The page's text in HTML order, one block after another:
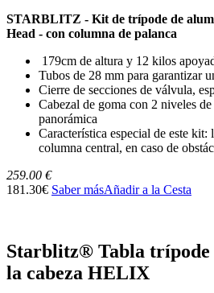
STARBLITZ - Kit de trípode de
Head - con columna de palanca
179cm de altura y 12 kilos
Tubos de 28 mm para garantizar
Cierre de secciones de válvula,
Cabezal de goma con 2 niveles
panorámica
Característica especial de este kit:
columna central, en caso de
259.00 €
181.30€ Saber másAñadir a la Cesta
Starblitz® Tabla trípode
la cabeza HELIX